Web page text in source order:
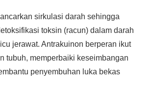
sirkulasi darah sehingga
toksin (racun) dalam darah
jerawat. Antrakuinon berperan ikut
tubuh, memperbaiki keseimbangan
penyembuhan luka bekas